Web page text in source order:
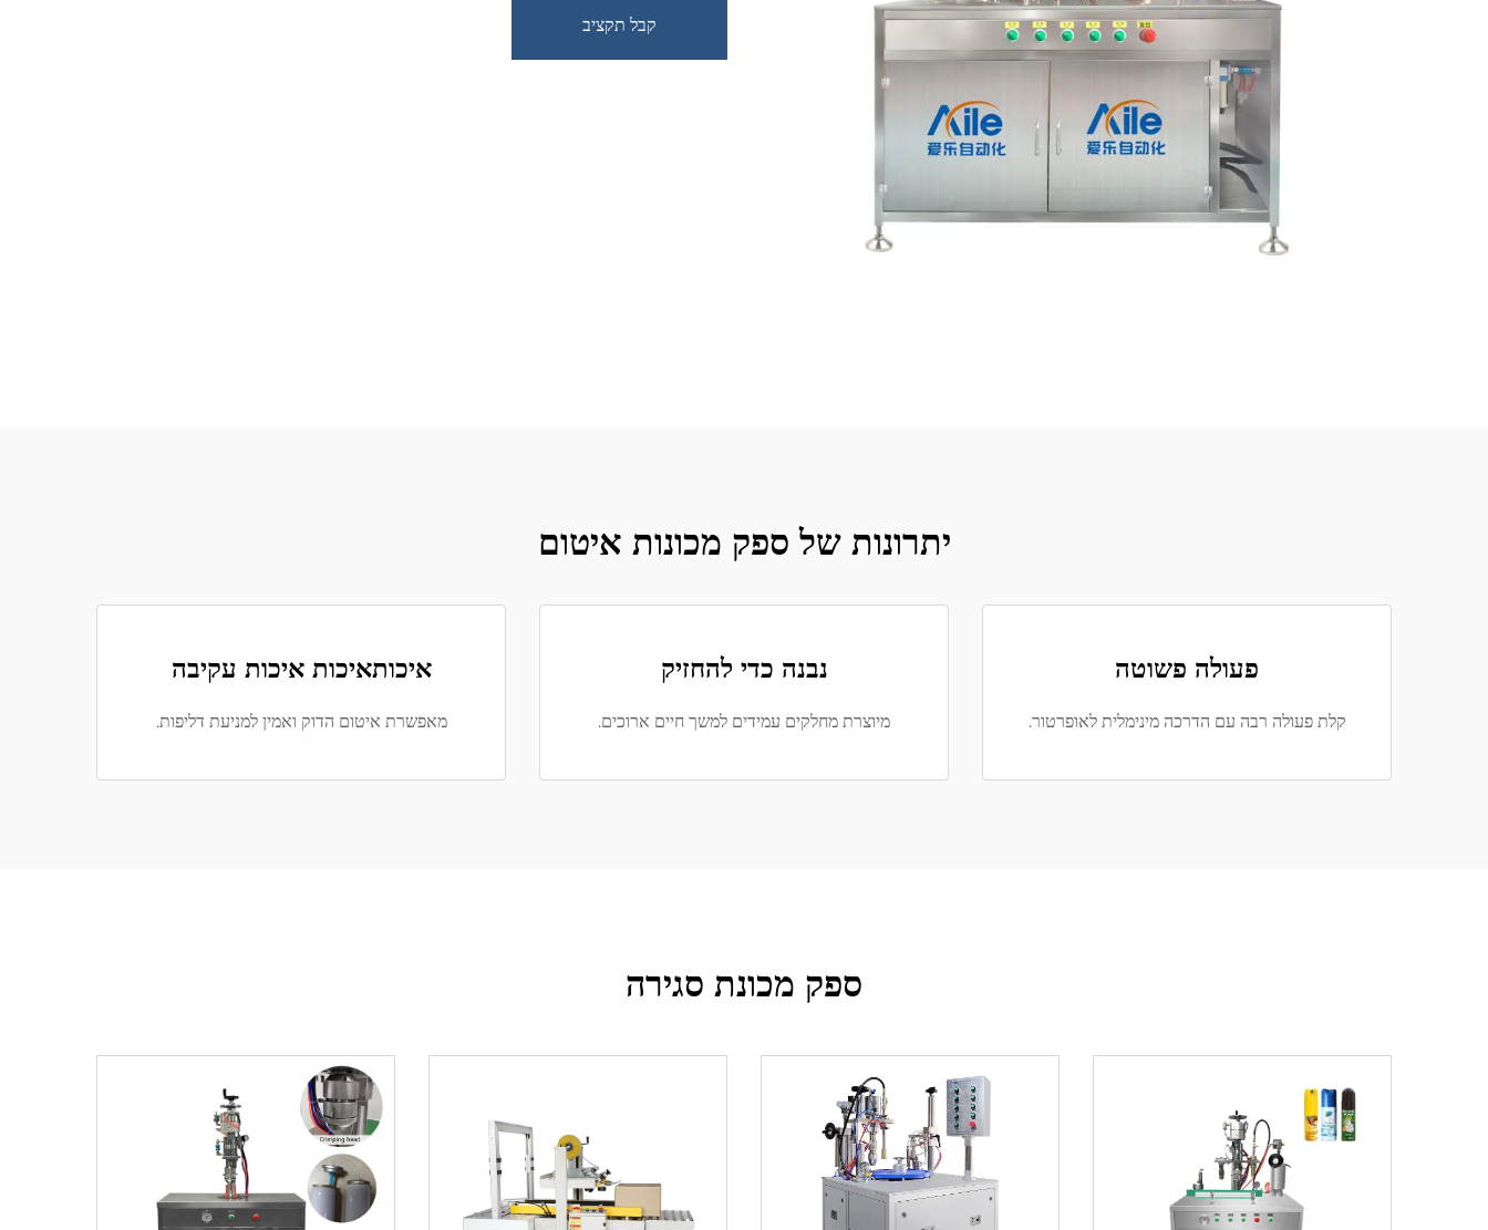
קבל תקציב
יתרונות של ספק מכונות איטום
פעולה פשוטה
קלת פעולה רבה עם הדרכה מינימלית לאופרטור.
נבנה כדי להחזיק
מיוצרת מחלקים עמידים למשך חיים ארוכים.
איכותאיכות איכות עקיבה
מאפשרת איטום הדוק ואמין למניעת דליפות.
ספק מכונת סגירה